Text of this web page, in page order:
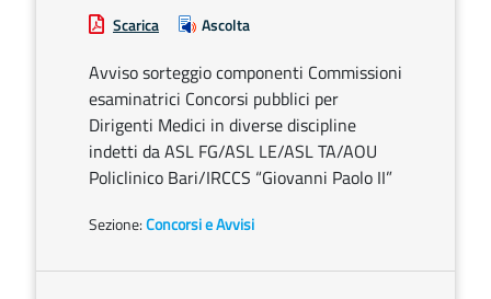
Scarica Ascolta
Avviso sorteggio componenti Commissioni
esaminatrici Concorsi pubblici per
Dirigenti Medici in diverse discipline
indetti da ASL FG/ASL LE/ASL TA/AOU
Policlinico Bari/IRCCS “Giovanni Paolo II”
Sezione:Concorsi e Avvisi